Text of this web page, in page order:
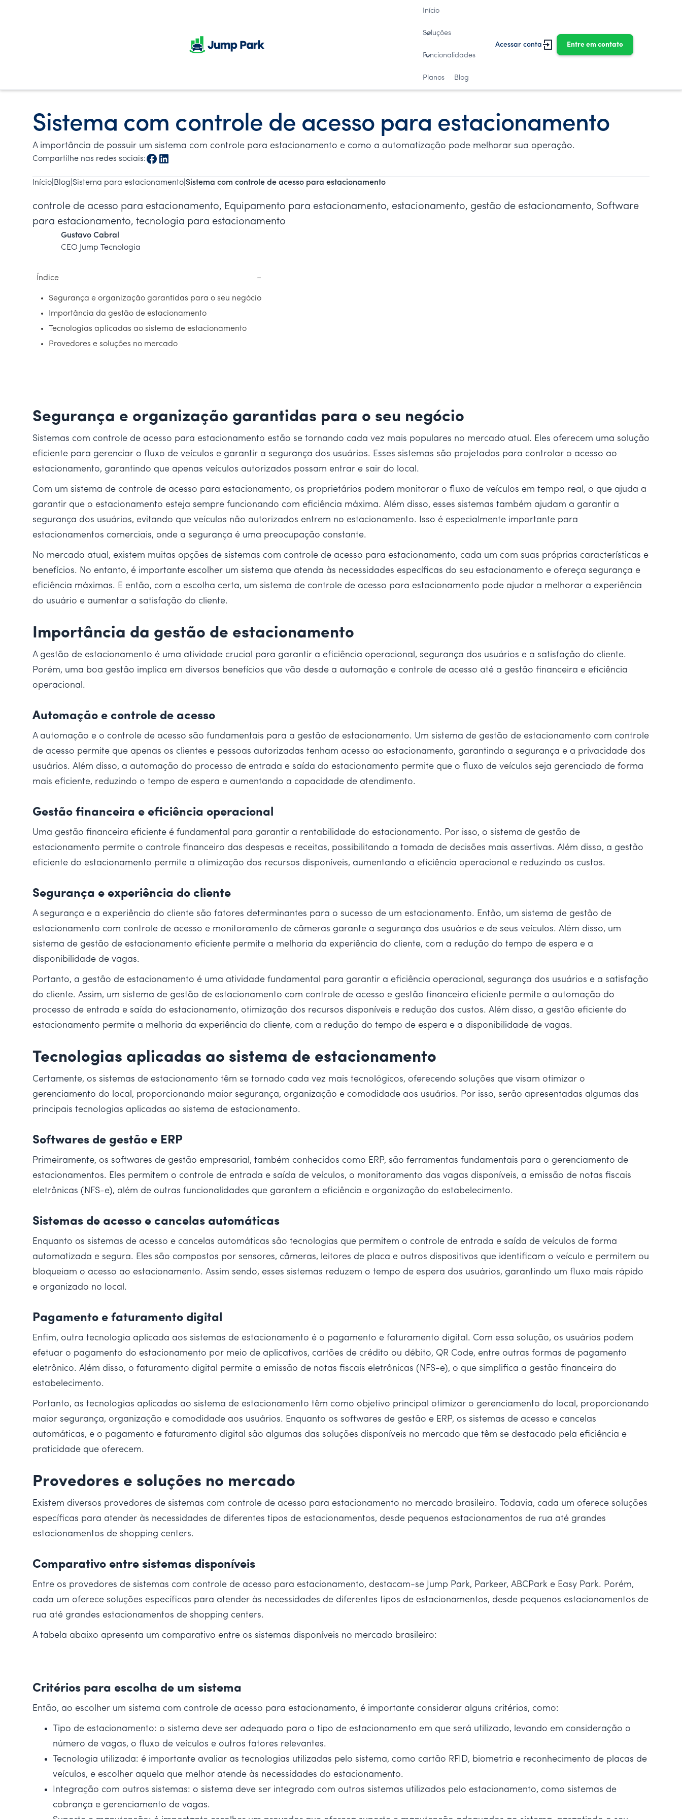
Início
Soluções
Funcionalidades
Planos Blog
Acessar conta Entre em contato
Sistema com controle de acesso para estacionamento
A importância de possuir um sistema com controle para estacionamento e como a automatização pode melhorar sua operação.
Compartilhe nas redes sociais:
Início Blog Sistema para estacionamento Sistema com controle de acesso para estacionamento
controle de acesso para estacionamento, Equipamento para estacionamento, estacionamento, gestão de estacionamento, Software
para estacionamento, tecnologia para estacionamento
Gustavo Cabral
CEO Jump Tecnologia
Índice −
Segurança e organização garantidas para o seu negócio
Importância da gestão de estacionamento
Tecnologias aplicadas ao sistema de estacionamento
Provedores e soluções no mercado
Segurança e organização garantidas para o seu negócio
Sistemas com controle de acesso para estacionamento estão se tornando cada vez mais populares no mercado atual. Eles oferecem uma solução
eficiente para gerenciar o fluxo de veículos e garantir a segurança dos usuários. Esses sistemas são projetados para controlar o acesso ao
estacionamento, garantindo que apenas veículos autorizados possam entrar e sair do local.
Com um sistema de controle de acesso para estacionamento, os proprietários podem monitorar o fluxo de veículos em tempo real, o que ajuda a
garantir que o estacionamento esteja sempre funcionando com eficiência máxima. Além disso, esses sistemas também ajudam a garantir a
segurança dos usuários, evitando que veículos não autorizados entrem no estacionamento. Isso é especialmente importante para
estacionamentos comerciais, onde a segurança é uma preocupação constante.
No mercado atual, existem muitas opções de sistemas com controle de acesso para estacionamento, cada um com suas próprias características e
benefícios. No entanto, é importante escolher um sistema que atenda às necessidades específicas do seu estacionamento e ofereça segurança e
eficiência máximas. E então, com a escolha certa, um sistema de controle de acesso para estacionamento pode ajudar a melhorar a experiência
do usuário e aumentar a satisfação do cliente.
Importância da gestão de estacionamento
A gestão de estacionamento é uma atividade crucial para garantir a eficiência operacional, segurança dos usuários e a satisfação do cliente.
Porém, uma boa gestão implica em diversos benefícios que vão desde a automação e controle de acesso até a gestão financeira e eficiência
operacional.
Automação e controle de acesso
A automação e o controle de acesso são fundamentais para a gestão de estacionamento. Um sistema de gestão de estacionamento com controle
de acesso permite que apenas os clientes e pessoas autorizadas tenham acesso ao estacionamento, garantindo a segurança e a privacidade dos
usuários. Além disso, a automação do processo de entrada e saída do estacionamento permite que o fluxo de veículos seja gerenciado de forma
mais eficiente, reduzindo o tempo de espera e aumentando a capacidade de atendimento.
Gestão financeira e eficiência operacional
Uma gestão financeira eficiente é fundamental para garantir a rentabilidade do estacionamento. Por isso, o sistema de gestão de
estacionamento permite o controle financeiro das despesas e receitas, possibilitando a tomada de decisões mais assertivas. Além disso, a gestão
eficiente do estacionamento permite a otimização dos recursos disponíveis, aumentando a eficiência operacional e reduzindo os custos.
Segurança e experiência do cliente
A segurança e a experiência do cliente são fatores determinantes para o sucesso de um estacionamento. Então, um sistema de gestão de
estacionamento com controle de acesso e monitoramento de câmeras garante a segurança dos usuários e de seus veículos. Além disso, um
sistema de gestão de estacionamento eficiente permite a melhoria da experiência do cliente, com a redução do tempo de espera e a
disponibilidade de vagas.
Portanto, a gestão de estacionamento é uma atividade fundamental para garantir a eficiência operacional, segurança dos usuários e a satisfação
do cliente. Assim, um sistema de gestão de estacionamento com controle de acesso e gestão financeira eficiente permite a automação do
processo de entrada e saída do estacionamento, otimização dos recursos disponíveis e redução dos custos. Além disso, a gestão eficiente do
estacionamento permite a melhoria da experiência do cliente, com a redução do tempo de espera e a disponibilidade de vagas.
Tecnologias aplicadas ao sistema de estacionamento
Certamente, os sistemas de estacionamento têm se tornado cada vez mais tecnológicos, oferecendo soluções que visam otimizar o
gerenciamento do local, proporcionando maior segurança, organização e comodidade aos usuários. Por isso, serão apresentadas algumas das
principais tecnologias aplicadas ao sistema de estacionamento.
Softwares de gestão e ERP
Primeiramente, os softwares de gestão empresarial, também conhecidos como ERP, são ferramentas fundamentais para o gerenciamento de
estacionamentos. Eles permitem o controle de entrada e saída de veículos, o monitoramento das vagas disponíveis, a emissão de notas fiscais
eletrônicas (NFS-e), além de outras funcionalidades que garantem a eficiência e organização do estabelecimento.
Sistemas de acesso e cancelas automáticas
Enquanto os sistemas de acesso e cancelas automáticas são tecnologias que permitem o controle de entrada e saída de veículos de forma
automatizada e segura. Eles são compostos por sensores, câmeras, leitores de placa e outros dispositivos que identificam o veículo e permitem ou
bloqueiam o acesso ao estacionamento. Assim sendo, esses sistemas reduzem o tempo de espera dos usuários, garantindo um fluxo mais rápido
e organizado no local.
Pagamento e faturamento digital
Enfim, outra tecnologia aplicada aos sistemas de estacionamento é o pagamento e faturamento digital. Com essa solução, os usuários podem
efetuar o pagamento do estacionamento por meio de aplicativos, cartões de crédito ou débito, QR Code, entre outras formas de pagamento
eletrônico. Além disso, o faturamento digital permite a emissão de notas fiscais eletrônicas (NFS-e), o que simplifica a gestão financeira do
estabelecimento.
Portanto, as tecnologias aplicadas ao sistema de estacionamento têm como objetivo principal otimizar o gerenciamento do local, proporcionando
maior segurança, organização e comodidade aos usuários. Enquanto os softwares de gestão e ERP, os sistemas de acesso e cancelas
automáticas, e o pagamento e faturamento digital são algumas das soluções disponíveis no mercado que têm se destacado pela eficiência e
praticidade que oferecem.
Provedores e soluções no mercado
Existem diversos provedores de sistemas com controle de acesso para estacionamento no mercado brasileiro. Todavia, cada um oferece soluções
específicas para atender às necessidades de diferentes tipos de estacionamentos, desde pequenos estacionamentos de rua até grandes
estacionamentos de shopping centers.
Comparativo entre sistemas disponíveis
Entre os provedores de sistemas com controle de acesso para estacionamento, destacam-se Jump Park, Parkeer, ABCPark e Easy Park. Porém,
cada um oferece soluções específicas para atender às necessidades de diferentes tipos de estacionamentos, desde pequenos estacionamentos de
rua até grandes estacionamentos de shopping centers.
A tabela abaixo apresenta um comparativo entre os sistemas disponíveis no mercado brasileiro:
Critérios para escolha de um sistema
Então, ao escolher um sistema com controle de acesso para estacionamento, é importante considerar alguns critérios, como:
Tipo de estacionamento: o sistema deve ser adequado para o tipo de estacionamento em que será utilizado, levando em consideração o
número de vagas, o fluxo de veículos e outros fatores relevantes.
Tecnologia utilizada: é importante avaliar as tecnologias utilizadas pelo sistema, como cartão RFID, biometria e reconhecimento de placas de
veículos, e escolher aquela que melhor atende às necessidades do estacionamento.
Integração com outros sistemas: o sistema deve ser integrado com outros sistemas utilizados pelo estacionamento, como sistemas de
cobrança e gerenciamento de vagas.